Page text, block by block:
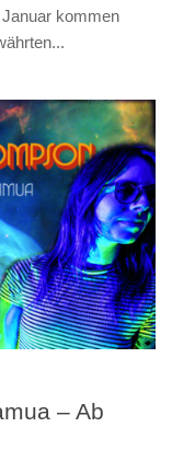
Januar kommen
– Ab